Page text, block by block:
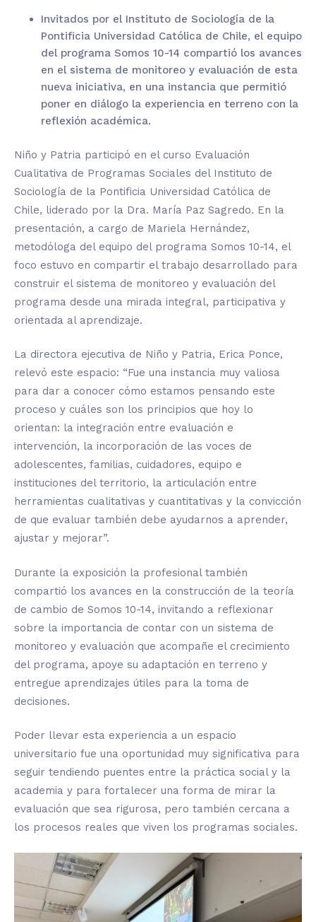
Invitados por el Instituto de Sociología de la
Pontificia Universidad Católica de Chile, el equipo
del programa Somos 10-14 compartió los avances
en el sistema de monitoreo y evaluación de esta
nueva iniciativa, en una instancia que permitió
poner en diálogo la experiencia en terreno con la
reflexión académica.
Niño y Patria participó en el curso Evaluación
Cualitativa de Programas Sociales del Instituto de
Sociología de la Pontificia Universidad Católica de
Chile, liderado por la Dra. María Paz Sagredo. En la
presentación, a cargo de Mariela Hernández,
metodóloga del equipo del programa Somos 10-14, el
foco estuvo en compartir el trabajo desarrollado para
construir el sistema de monitoreo y evaluación del
programa desde una mirada integral, participativa y
orientada al aprendizaje.
La directora ejecutiva de Niño y Patria, Erica Ponce,
relevó este espacio: “Fue una instancia muy valiosa
para dar a conocer cómo estamos pensando este
proceso y cuáles son los principios que hoy lo
orientan: la integración entre evaluación e
intervención, la incorporación de las voces de
adolescentes, familias, cuidadores, equipo e
instituciones del territorio, la articulación entre
herramientas cualitativas y cuantitativas y la convicción
de que evaluar también debe ayudarnos a aprender,
ajustar y mejorar”.
Durante la exposición la profesional también
compartió los avances en la construcción de la teoría
de cambio de Somos 10-14, invitando a reflexionar
sobre la importancia de contar con un sistema de
monitoreo y evaluación que acompañe el crecimiento
del programa, apoye su adaptación en terreno y
entregue aprendizajes útiles para la toma de
decisiones.
Poder llevar esta experiencia a un espacio
universitario fue una oportunidad muy significativa para
seguir tendiendo puentes entre la práctica social y la
academia y para fortalecer una forma de mirar la
evaluación que sea rigurosa, pero también cercana a
los procesos reales que viven los programas sociales.